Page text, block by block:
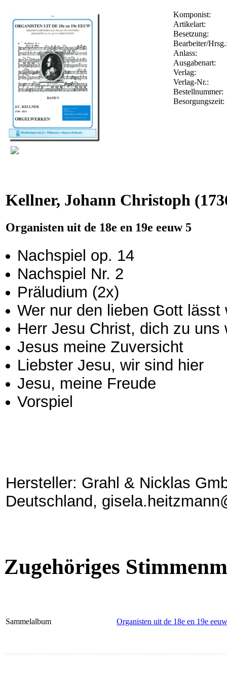
Komponist:
Artikelart:
Besetzung:
Bearbeiter/
Anlass:
Ausgabenart:
Verlag:
Verlag-Nr.:
Bestellnummer:
Besorgungszeit:
Kellner, Johann Christoph
Organisten uit de 18e en 19e eeuw 5
Nachspiel op. 14
Nachspiel Nr. 2
Präludium (2x)
Wer nur den lieben Gott lässt
Herr Jesu Christ, dich zu uns
Jesus meine Zuversicht
Liebster Jesu, wir sind hier
Jesu, meine Freude
Vorspiel
Hersteller: Grahl & Nicklas
Deutschland,
Zugehöriges
Sammelalbum Organisten uit de 18e en 19e